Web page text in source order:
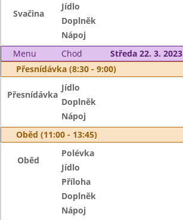
Svačina
Jídlo
Doplněk
Nápoj
Menu
Chod
Středa 22. 3. 2023
Přesnídávka (8:30 - 9:00)
Přesnídávka
Jídlo
Doplněk
Nápoj
Oběd (11:00 - 13:45)
Oběd
Polévka
Jídlo
Příloha
Doplněk
Nápoj